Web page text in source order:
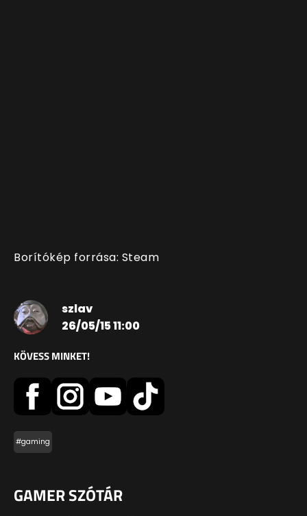
Borítókép forrása: Steam
szlav
26/05/15 11:00
KÖVESS MINKET!
#gaming
GAMER SZÓTÁR